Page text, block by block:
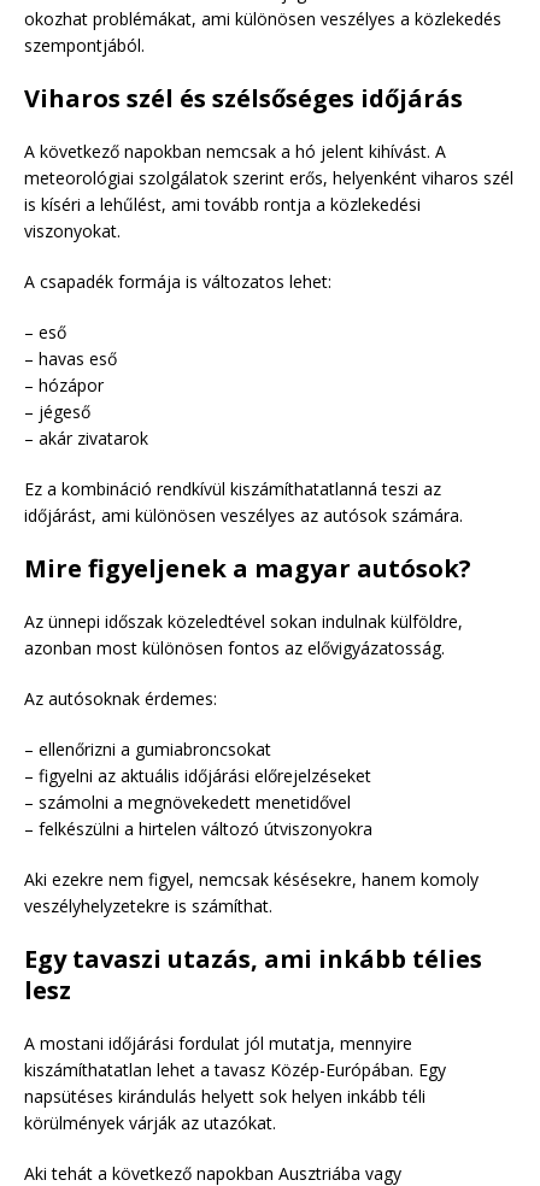
okozhat problémákat, ami különösen veszélyes a közlekedés
szempontjából.
Viharos szél és szélsőséges időjárás
A következő napokban nemcsak a hó jelent kihívást. A
meteorológiai szolgálatok szerint erős, helyenként viharos szél
is kíséri a lehűlést, ami tovább rontja a közlekedési
viszonyokat.
A csapadék formája is változatos lehet:
– eső
– havas eső
– hózápor
– jégeső
– akár zivatarok
Ez a kombináció rendkívül kiszámíthatatlanná teszi az
időjárást, ami különösen veszélyes az autósok számára.
Mire figyeljenek a magyar autósok?
Az ünnepi időszak közeledtével sokan indulnak külföldre,
azonban most különösen fontos az elővigyázatosság.
Az autósoknak érdemes:
– ellenőrizni a gumiabroncsokat
– figyelni az aktuális időjárási előrejelzéseket
– számolni a megnövekedett menetidővel
– felkészülni a hirtelen változó útviszonyokra
Aki ezekre nem figyel, nemcsak késésekre, hanem komoly
veszélyhelyzetekre is számíthat.
Egy tavaszi utazás, ami inkább télies
lesz
A mostani időjárási fordulat jól mutatja, mennyire
kiszámíthatatlan lehet a tavasz Közép-Európában. Egy
napsütéses kirándulás helyett sok helyen inkább téli
körülmények várják az utazókat.
Aki tehát a következő napokban Ausztriába vagy